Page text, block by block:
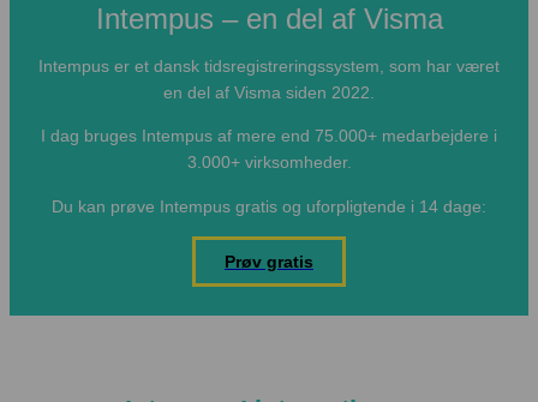
Intempus – en del af Visma
Intempus er et dansk tidsregistreringssystem, som har været
en del af Visma siden 2022.
I dag bruges Intempus af mere end 75.000+ medarbejdere i
3.000+ virksomheder.
Du kan prøve Intempus gratis og uforpligtende i 14 dage:
Prøv gratis